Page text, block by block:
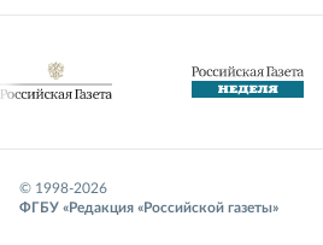
© 1998-2026
ФГБУ «Редакция «Российской газеты»